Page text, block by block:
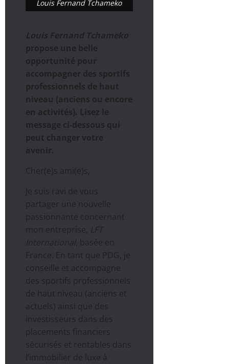
Louis Fernand Tchameko
Louis Fernand Tchameko
propose une belle
opportunité pour
accompagner des sportifs
professionnels de haut
niveau (anciens ou encore
en activités). Lisez le
message ci-dessous qui
peut changer votre
avenir.
Cher(e)s ami(e)s,
Je suis ravi de vous
partager une nouvelle
passionnante concernant
mon entreprise, LFT
International, basée en
France. En tant que PDG, je
conseille et accompagne
des sportifs professionnels
de haut niveau (anciens et
actuels) ainsi que des
investisseurs dans des
placements financiers
sécurisés et rentables dans
l’immobilier de luxe à